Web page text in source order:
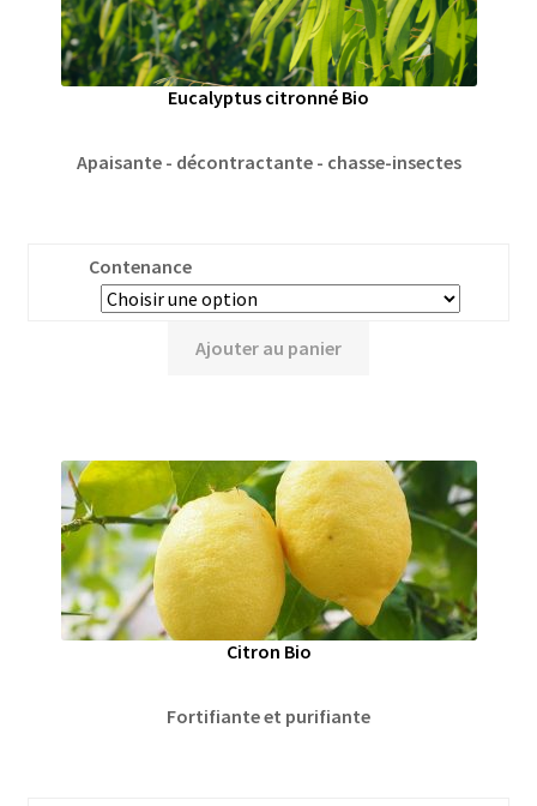
Eucalyptus citronné Bio
Apaisante - décontractante - chasse-insectes
Contenance
Ajouter au panier
Citron Bio
Fortifiante et purifiante